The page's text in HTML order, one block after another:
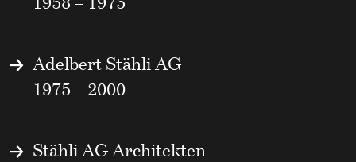
Adelbert Stähli AG
1975 – 2000
Stähli AG Architekten